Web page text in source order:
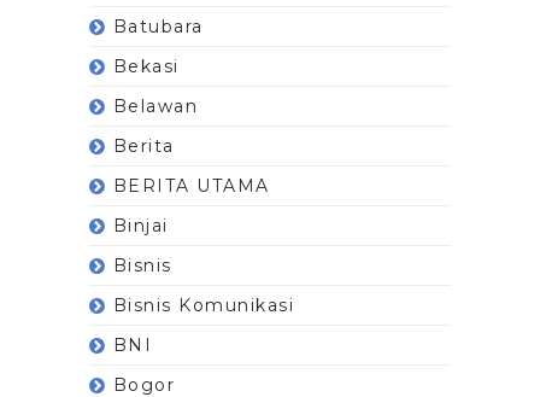
Batubara
Bekasi
Belawan
Berita
BERITA UTAMA
Binjai
Bisnis
Bisnis Komunikasi
BNI
Bogor